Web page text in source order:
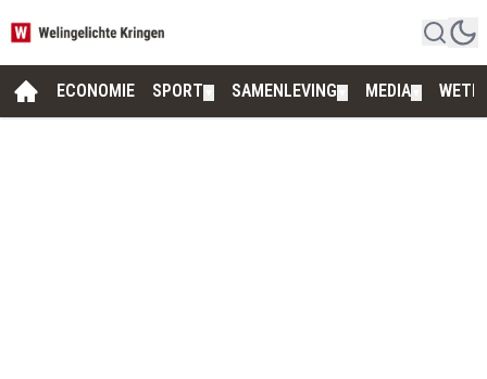
ECONOMIE SPORT SAMENLEVING MEDIA